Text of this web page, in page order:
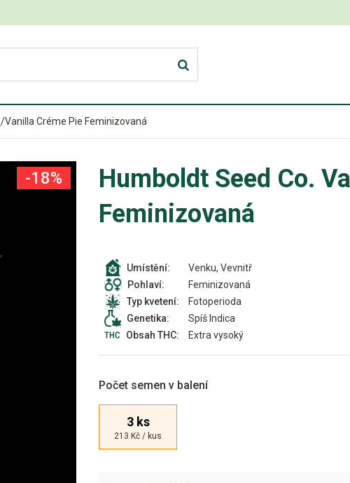
/Vanilla Créme Pie Feminizovaná
Humboldt Seed Co.
Feminizovaná
Umístění:
Venku, Vevnitř
Pohlaví:
Feminizovaná
Typ kvetení:
Fotoperioda
Genetika:
Spíš Indica
Obsah THC:
Extra vysoký
Počet semen v balení
3 ks
213 Kč / kus
-18%